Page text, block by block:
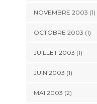
NOVEMBRE 2003 (1)
OCTOBRE 2003 (1)
JUILLET 2003 (1)
JUIN 2003 (1)
MAI 2003 (2)